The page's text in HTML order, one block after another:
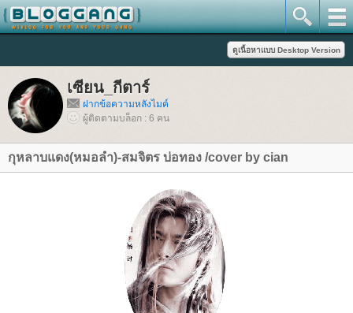
เซียน_กีตาร์
ฝากข้อความหลังไมค์
ผู้ติดตามบล็อก : 6 คน
กุหลาบแดง(หมอลำ)-สมจิตร บ่อทอง /cover by cian